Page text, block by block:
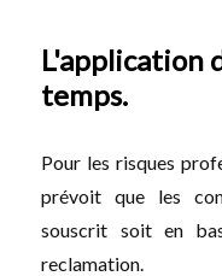
L'application
temps.
Pour les risques
prévoit que les
souscrit soit en
reclamation.